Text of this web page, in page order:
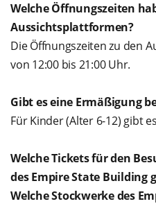
Welche Öffnungszeiten
Aussichtsplattformen?
Die Öffnungszeiten zu den
von 12:00 bis 21:00 Uhr.
Gibt es eine Ermäßigung
Für Kinder (Alter 6-12) gibt
Welche Tickets für den
des Empire State Building
Welche Stockwerke des